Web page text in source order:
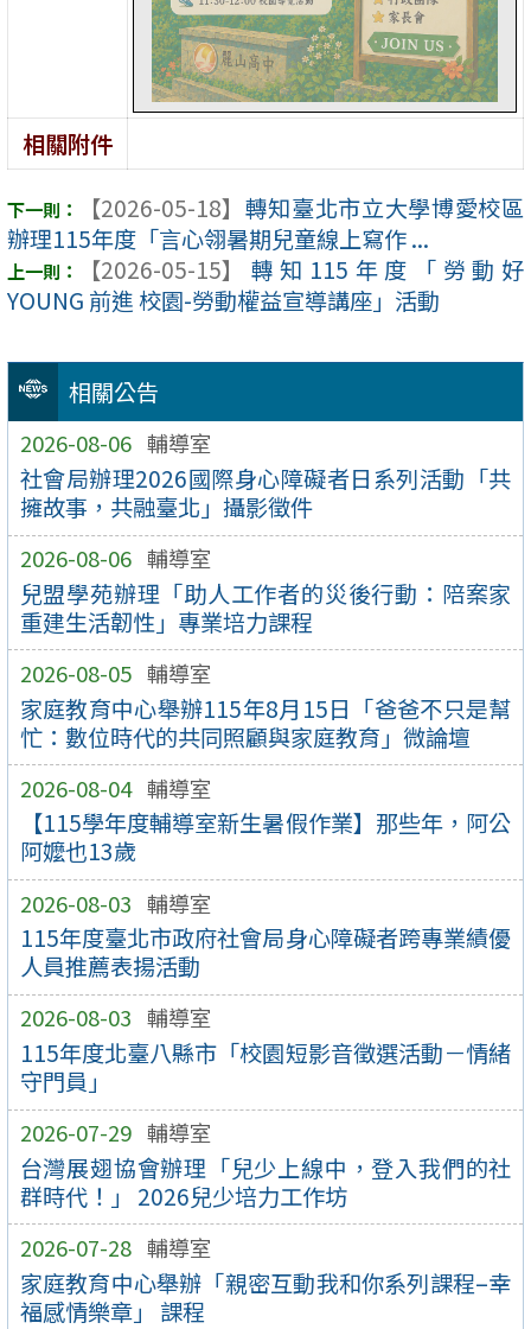
相關公告
2026-08-06 輔導室
社會局辦理2026國際身心障礙者日系列活動「共
擁故事，共融臺北」攝影徵件
2026-08-06 輔導室
兒盟學苑辦理「助人工作者的災後行動：陪案家
重建生活韌性」專業培力課程
2026-08-05 輔導室
家庭教育中心舉辦115年8月15日「爸爸不只是幫
忙：數位時代的共同照顧與家庭教育」微論壇
2026-08-04 輔導室
【115學年度輔導室新生暑假作業】那些年，阿公
阿嬤也13歲
2026-08-03 輔導室
115年度臺北市政府社會局身心障礙者跨專業績優
人員推薦表揚活動
2026-08-03 輔導室
115年度北臺八縣市「校園短影音徵選活動－情緒
守門員」
2026-07-29 輔導室
台灣展翅協會辦理「兒少上線中，登入我們的社
群時代！」 2026兒少培力工作坊
2026-07-28 輔導室
家庭教育中心舉辦「親密互動我和你系列課程–幸
福感情樂章」 課程
相關附件
【2026-05-18】 轉知臺北市立大學博愛校區
辦理115年度「言心翎暑期兒童線上寫作 ...
【2026-05-15】
轉知115年度「勞動好
YOUNG 前進 校園-勞動權益宣導講座」活動